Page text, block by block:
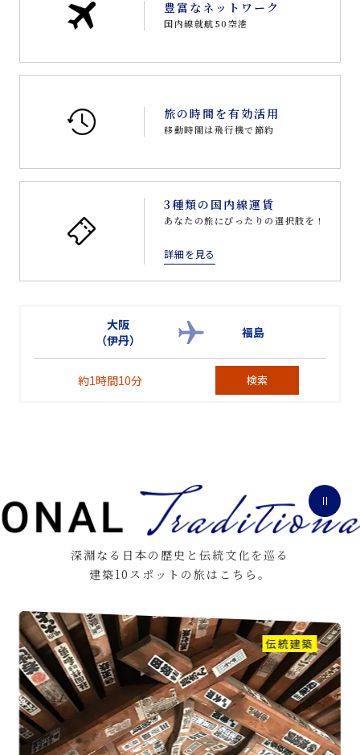
豊富なネットワーク
国内線就航50空港
旅の時間を有効活用
移動時間は飛行機で節約
3種類の国内線運賃
あなたの旅にぴったりの選択肢を！
詳細を見る
大阪
（伊丹）
福島
約1時間10分 検索
深淵なる日本の歴史と伝統文化を巡る
建築10スポットの旅はこちら。
伝統建築